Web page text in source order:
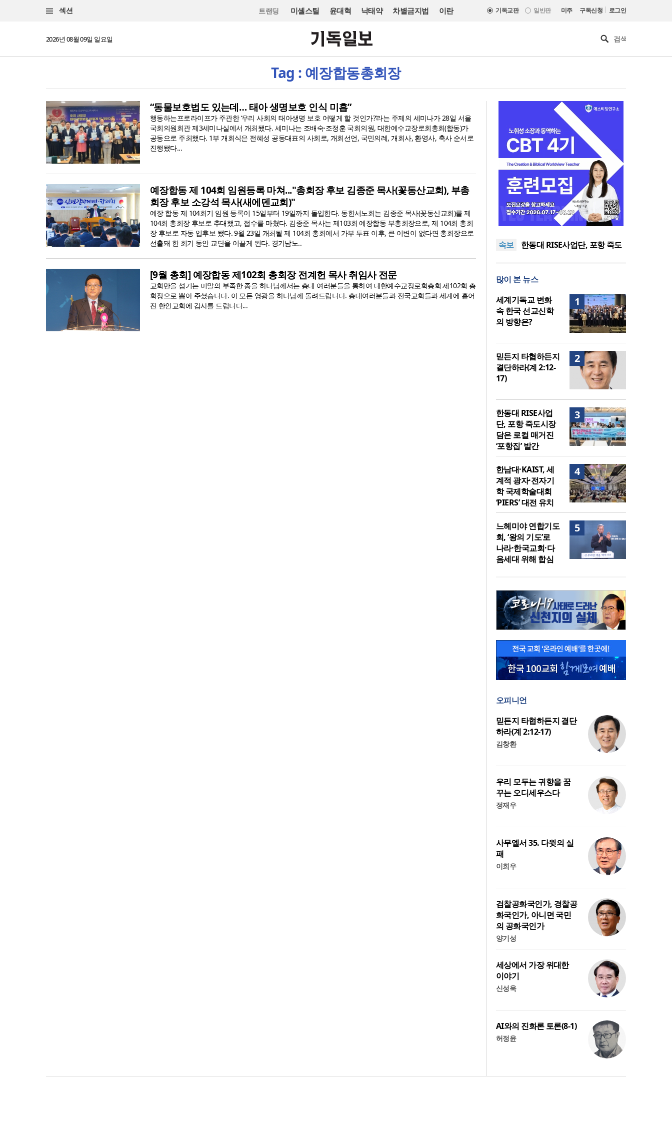
섹션 트랜딩 미셸스틸 윤대혁 낙태약 차별금지법 이란 기독교판 일반판 미주 구독신청 | 로그인
2026년 08월 09일 일요일
Tag : 예장합동총회장
“동물보호법도 있는데… 태아 생명보호 인식 미흡”
행동하는프로라이프가 주관한 ‘우리 사회의 태아생명 보호 어떻게 할 것인가?’라는 주제의 세미나가 28일 서울
국회의원회관 제3세미나실에서 개최됐다. 세미나는 조배숙·조정훈 국회의원, 대한예수교장로회총회(합동)가
공동으로 주최했다. 1부 개회식은 전혜성 공동대표의 사회로, 개회선언, 국민의례, 개회사, 환영사, 축사 순서로
진행됐다...
예장합동 제 104회 임원등록 마쳐..."총회장 후보 김종준 목사(꽃동산교회), 부총
회장 후보 소강석 목사(새에덴교회)"
예장 합동 제 104회기 임원 등록이 15일부터 19일까지 돌입한다. 동한서노회는 김종준 목사(꽃동산교회)를 제
104회 총회장 후보로 추대했고, 접수를 마쳤다. 김종준 목사는 제103회 예장합동 부총회장으로, 제 104회 총회
장 후보로 자동 입후보 됐다. 9월 23일 개최될 제 104회 총회에서 가부 투표 이후, 큰 이변이 없다면 총회장으로
선출돼 한 회기 동안 교단을 이끌게 된다. 경기남노..
[9월 총회] 예장합동 제102회 총회장 전계헌 목사 취임사 전문
교회만을 섬기는 미말의 부족한 종을 하나님께서는 총대 여러분들을 통하여 대한예수교장로회총회 제102회 총
회장으로 뽑아 주셨습니다. 이 모든 영광을 하나님께 돌려드립니다. 총대여러분들과 전국교회들과 세계에 흩어
진 한인교회에 감사를 드립니다...
속보
느헤미야 연합기도회, ‘왕의 기
위해 합심
희망의 미래를 향하여”
한동대 RISE사업단, 포항 죽도
대전 유치
신학의 방향은?
느헤미야 연합기도회, ‘왕의 기
도’로 나라·한국교회·다음세대
위해 합심
세기총 “자유를 지키며 하나 된
희망의 미래를 향하여”
많이 본 뉴스
1
세계기독교 변화
속 한국 선교신학
의 방향은?
2
믿든지 타협하든지
결단하라(계 2:12-
17)
3
한동대 RISE사업
단, 포항 죽도시장
담은 로컬 매거진
‘포항집’ 발간
4
한남대·KAIST, 세
계적 광자·전자기
학 국제학술대회
‘PIERS’ 대전 유치
5
느헤미야 연합기도
회, ‘왕의 기도’로
나라·한국교회·다
음세대 위해 합심
오피니언
믿든지 타협하든지 결단
하라(계 2:12-17)
김창환
우리 모두는 귀향을 꿈
꾸는 오디세우스다
정재우
사무엘서 35. 다윗의 실
패
이희우
검찰공화국인가, 경찰공
화국인가, 아니면 국민
의 공화국인가
양기성
세상에서 가장 위대한
이야기
신성욱
AI와의 진화론 토론(8-1)
허정윤